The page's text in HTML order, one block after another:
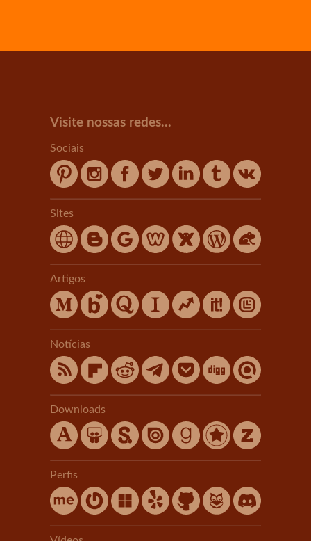
Visite nossas redes...
Sociais
Sites
Artigos
Notícias
Downloads
Perfis